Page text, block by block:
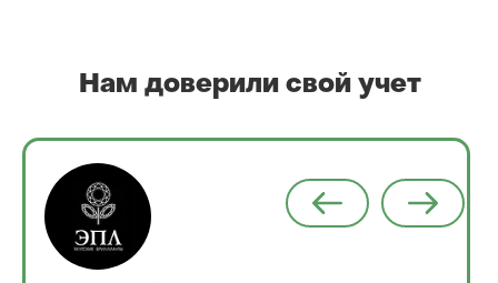
Нам доверили свой учет